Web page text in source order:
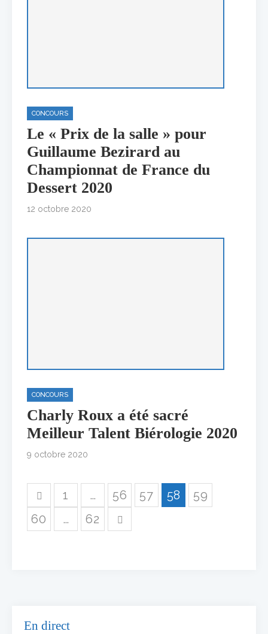
CONCOURS
Le « Prix de la salle » pour
Guillaume Bezirard au
Championnat de France du
Dessert 2020
12 octobre 2020
CONCOURS
Charly Roux a été sacré
Meilleur Talent Biérologie 2020
9 octobre 2020
1 … 56 57 58
59
60
… 62
En direct